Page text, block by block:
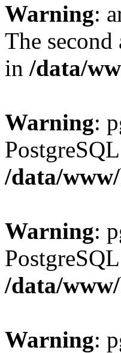
Warning:
The
in /data/
Warning:
/data/
Warning:
/data/
Warning: